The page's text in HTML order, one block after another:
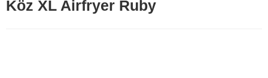
Köz XL Airfryer Ruby